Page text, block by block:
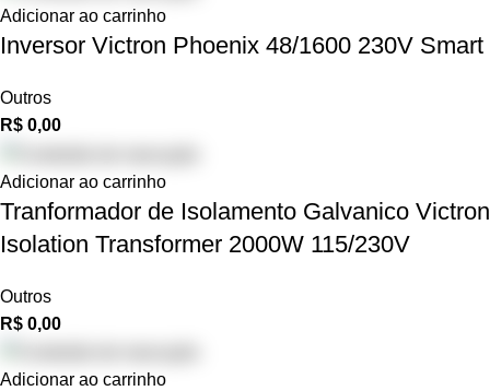
Adicionar ao carrinho
Inversor Victron Phoenix 48/1600 230V Smart
Outros
R$ 0,00
Adicionar ao carrinho
Tranformador de Isolamento Galvanico Victron
Isolation Transformer 2000W 115/230V
Outros
R$ 0,00
Adicionar ao carrinho